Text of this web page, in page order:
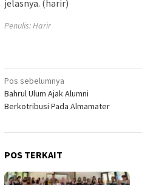
jelasnya. (harir)
Penulis: Harir
Navigasi
pos
Pos sebelumnya
Bahrul Ulum Ajak Alumni
Berkotribusi Pada Almamater
POS TERKAIT